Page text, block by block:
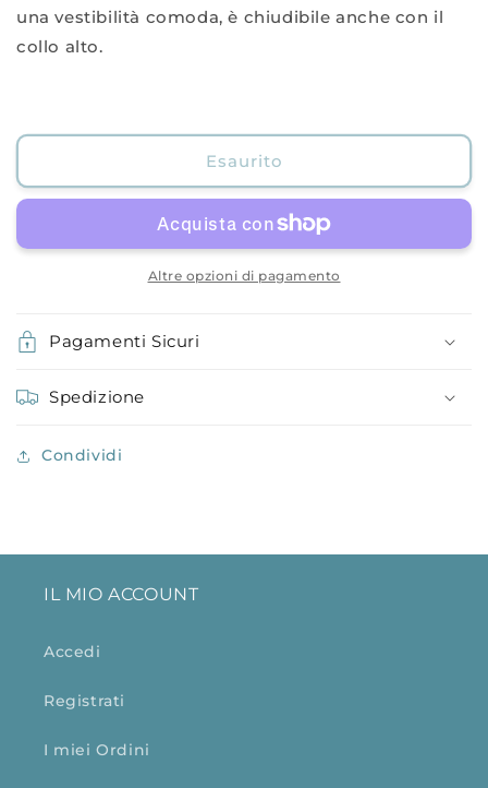
una vestibilità comoda, è chiudibile anche con il
collo alto.
Esaurito
Altre opzioni di pagamento
Pagamenti Sicuri
Spedizione
Condividi
IL MIO ACCOUNT
Accedi
Registrati
I miei Ordini